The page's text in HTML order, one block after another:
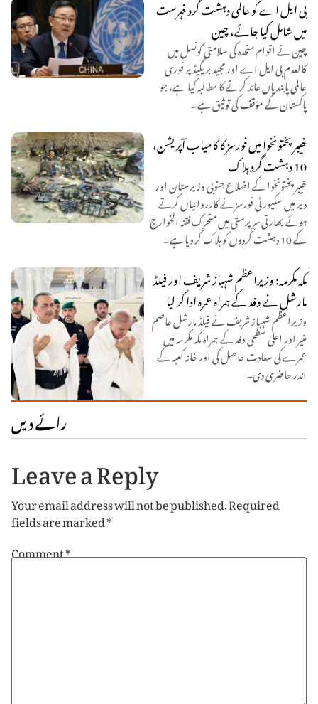
بی ایل اے کو عالمی دہشت گرد فہرست
میں شامل کیا جائے، چین
چین نے اقوام متحدہ کی سلامتی کونسل میں
کالعدم بی ایل اے اور مجید بریگیڈ پر فوری
عالمی پابندیاں عائد کرنے کا مطالبہ کیا ہے، جو
پاکستان کے مؤقف کی توثیق ہے۔
خیبرپختونخوا میں فورسز کا کامیاب آپریشن،
10 دہشت گرد ہلاک
خیبرپختونخوا کے اضلاع جنوبی وزیرستان اور
دیر میں سکیورٹی فورسز نے کارروائیاں کرتے
ہوئے بھارتی سرپرستی میں متحرک فتنہ الخوارج
کے 10 دہشت گردوں کو ہلاک کر دیا ہے۔
مکہ مکرمہ: وزیراعظم شہباز شریف اور فیلڈ
مارشل نے وفد کے ہمراہ عمرہ ادا کر لیا
وزیراعظم شہباز شریف نے فیلڈ مارشل عاصم
منیر اور اعلیٰ سطحی وفد کے ہمراہ مکہ مکرمہ میں
عمرے کی سعادت حاصل کی اور خانہ کعبہ کے
اندر حاضری دی۔
رائے دیں
Leave a Reply
Your email address will not be published.Required
fields are marked*
Comment*